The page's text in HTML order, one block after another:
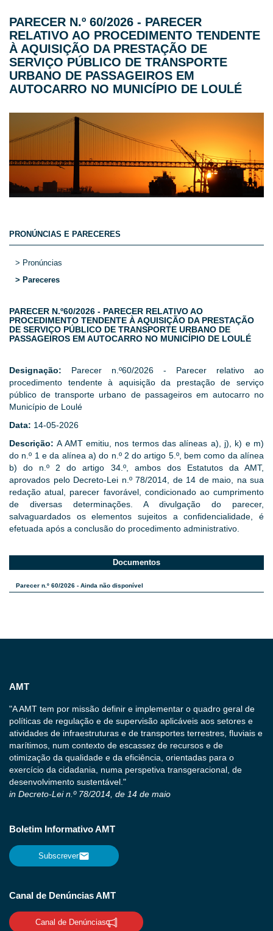
PARECER N.º 60/2026 - PARECER
RELATIVO AO PROCEDIMENTO TENDENTE
À AQUISIÇÃO DA PRESTAÇÃO DE
SERVIÇO PÚBLICO DE TRANSPORTE
URBANO DE PASSAGEIROS EM
AUTOCARRO NO MUNICÍPIO DE LOULÉ
PRONÚNCIAS E PARECERES
> Pronúncias
> Pareceres
PARECER N.º60/2026 - PARECER RELATIVO AO
PROCEDIMENTO TENDENTE À AQUISIÇÃO DA PRESTAÇÃO
DE SERVIÇO PÚBLICO DE TRANSPORTE URBANO DE
PASSAGEIROS EM AUTOCARRO NO MUNICÍPIO DE LOULÉ
Designação: Parecer n.º60/2026 - Parecer relativo ao
procedimento tendente à aquisição da prestação de serviço
público de transporte urbano de passageiros em autocarro no
Município de Loulé
Data: 14-05-2026
Descrição:A AMT emitiu, nos termos das alíneas a), j), k) e m)
do n.º 1 e da alínea a) do n.º 2 do artigo 5.º, bem como da alínea
b) do n.º 2 do artigo 34.º, ambos dos Estatutos da AMT,
aprovados pelo Decreto-Lei n.º 78/2014, de 14 de maio, na sua
redação atual, parecer favorável, condicionado ao cumprimento
de diversas determinações. A divulgação do parecer,
salvaguardados os elementos sujeitos a confidencialidade, é
efetuada após a conclusão do procedimento administrativo.
Documentos
Parecer n.º 60/2026 - Ainda não disponível
AMT
"A AMT tem por missão definir e implementar o quadro geral de
políticas de regulação e de supervisão aplicáveis aos setores e
atividades de infraestruturas e de transportes terrestres, fluviais e
marítimos, num contexto de escassez de recursos e de
otimização da qualidade e da eficiência, orientadas para o
exercício da cidadania, numa perspetiva transgeracional, de
desenvolvimento sustentável."
in Decreto-Lei n.º 78/2014, de 14 de maio
Boletim Informativo AMT
Subscrever
Canal de Denúncias AMT
Canal de Denúncias